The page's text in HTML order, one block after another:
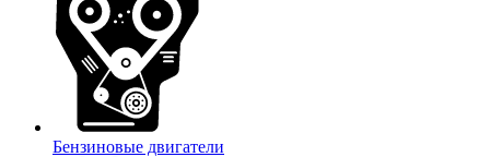
Бензиновые двигатели